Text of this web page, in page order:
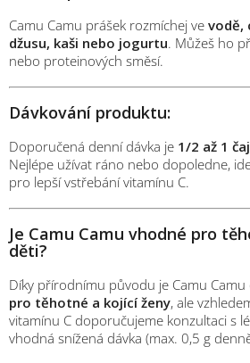
Camu Camu prášek rozmíchej ve vodě,
džusu, kaši nebo jogurtu. Můžeš ho
nebo proteinových směsí.
Dávkování produktu:
Doporučená denní dávka je 1/2 až 1
Nejlépe užívat ráno nebo dopoledne,
pro lepší vstřebání vitamínu C.
Je Camu Camu vhodné pro
děti?
Díky přírodnímu původu je Camu Camu
pro těhotné a kojící ženy, ale
vitamínu C doporučujeme konzultaci s
vhodná snížená dávka (max. 0,5 g